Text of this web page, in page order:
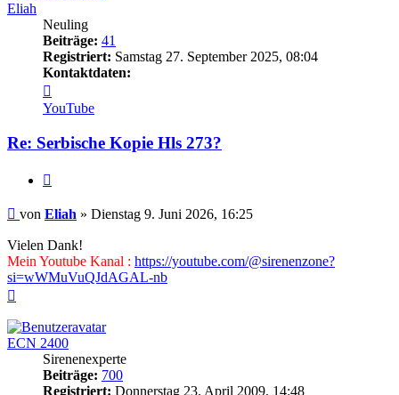
Eliah
Neuling
Beiträge: 41
Registriert: Samstag 27. September 2025, 08:04
Kontaktdaten:
von
Eliah
YouTube
Re: Serbische Kopie Hls 273?
Beitrag
von Eliah » Dienstag 9. Juni 2026, 16:25
Vielen Dank!
Mein Youtube Kanal : https://youtube.com/@sirenenzone?
si=wWMuVuQJdAGAL-nb
ECN 2400
Sirenenexperte
Beiträge: 700
Registriert: Donnerstag 23. April 2009, 14:48